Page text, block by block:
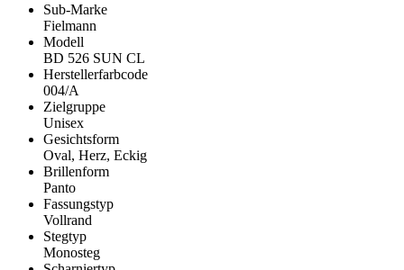
Sub-Marke
Fielmann
Modell
BD 526 SUN CL
Herstellerfarbcode
004/A
Zielgruppe
Unisex
Gesichtsform
Oval, Herz, Eckig
Brillenform
Panto
Fassungstyp
Vollrand
Stegtyp
Monosteg